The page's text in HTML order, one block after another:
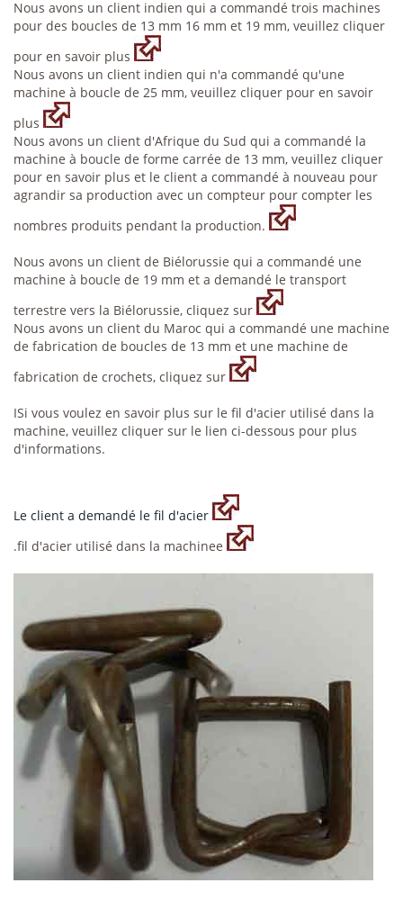
Nous avons un client indien qui a commandé trois machines
pour des boucles de 13 mm 16 mm et 19 mm, veuillez cliquer
pour en savoir plus
Nous avons un client indien qui n'a commandé qu'une
machine à boucle de 25 mm, veuillez cliquer pour en savoir
plus
Nous avons un client d'Afrique du Sud qui a commandé la
machine à boucle de forme carrée de 13 mm, veuillez cliquer
pour en savoir plus et le client a commandé à nouveau pour
agrandir sa production avec un compteur pour compter les
nombres produits pendant la production.
Nous avons un client de Biélorussie qui a commandé une
machine à boucle de 19 mm et a demandé le transport
terrestre vers la Biélorussie, cliquez sur
Nous avons un client du Maroc qui a commandé une machine
de fabrication de boucles de 13 mm et une machine de
fabrication de crochets, cliquez sur
ISi vous voulez en savoir plus sur le fil d'acier utilisé dans la
machine, veuillez cliquer sur le lien ci-dessous pour plus
d'informations.
Le client a demandé le fil d'acier
.fil d'acier utilisé dans la machinee